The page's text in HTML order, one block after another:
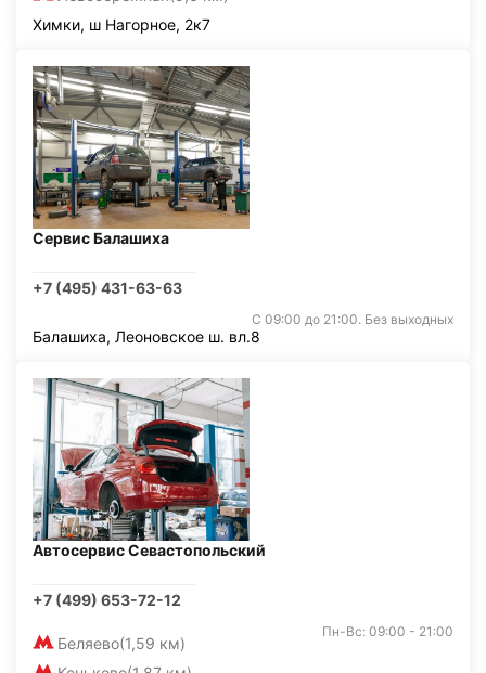
Химки, ш Нагорное, 2к7
Сервис Балашиха
+7 (495) 431-63-63
С 09:00 до 21:00. Без выходных
Балашиха, Леоновское ш. вл.8
Автосервис Севастопольский
+7 (499) 653-72-12
Беляево(1,59 км)
Пн-Вс: 09:00 - 21:00